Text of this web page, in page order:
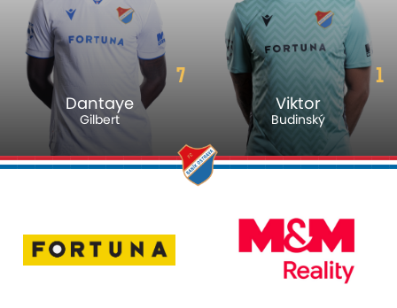
7
Dantaye
Gilbert
1
Viktor
Budinský